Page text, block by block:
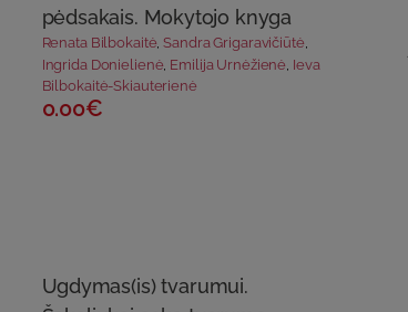
pėdsakais. Mokytojo knyga
Renata Bilbokaitė,Sandra Grigaravičiūtė,
Ingrida Donielienė Emilija Urnėžienė Ieva
Bilbokaitė-Skiauterienė
0.00€
Ugdymas(is) tvarumui.